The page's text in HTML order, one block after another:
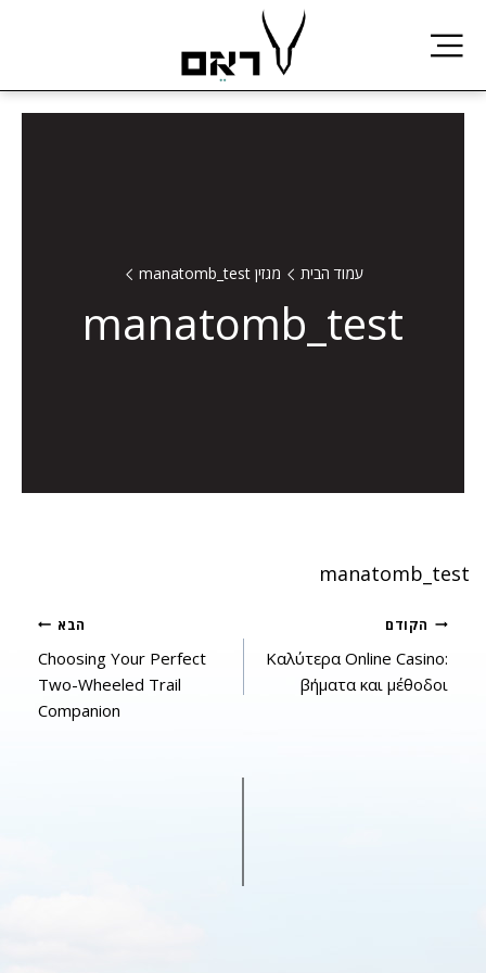
עמוד הבית מגזין manatomb_test
manatomb_test
manatomb_test
ניווט
הקודם
Καλύτερα Online Casino:
βήματα και μέθοδοι
הבא
Choosing Your Perfect
Two-Wheeled Trail
Companion